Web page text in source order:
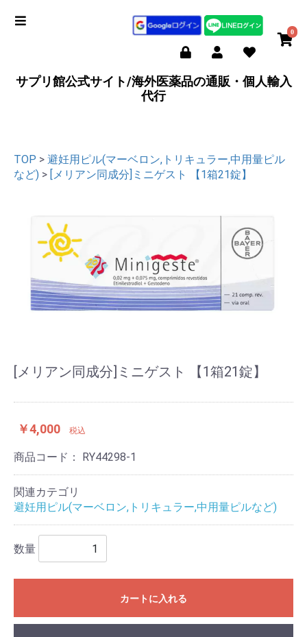
0
サプリ館公式サイト/海外医薬品の通販・個人輸入
代行
TOP > 避妊用ピル(マーベロン,トリキュラー,中用量ピル
など) > [メリアン同成分]ミニゲスト 【1箱21錠】
[メリアン同成分]ミニゲスト 【1箱21錠】
￥4,000 税込
商品コード： RY44298-1
関連カテゴリ
避妊用ピル(マーベロン,トリキュラー,中用量ピルなど)
数量
カートに入れる